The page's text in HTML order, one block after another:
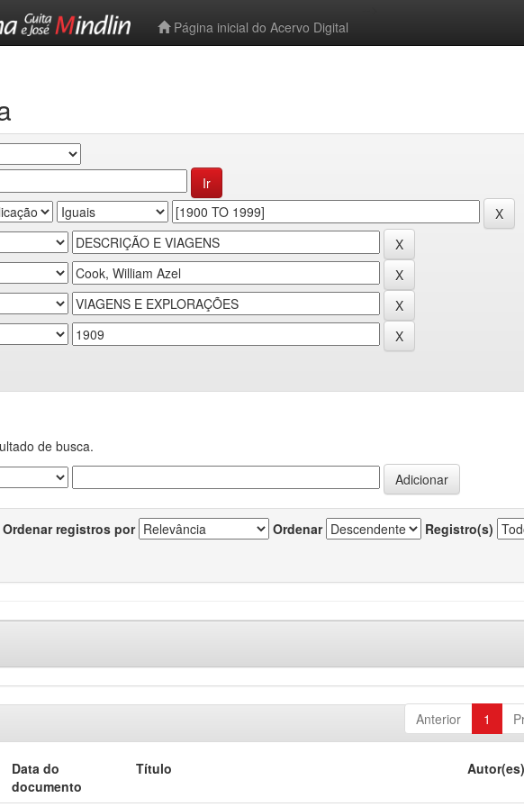
Página inicial do Acervo Digital
de busca.
Ordenar registros por Ordenar Registro(s)
Anterior 1
Data do
documento
Título Autor(es)